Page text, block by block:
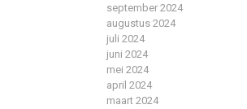
september 2024
augustus 2024
juli 2024
juni 2024
mei 2024
april 2024
maart 2024